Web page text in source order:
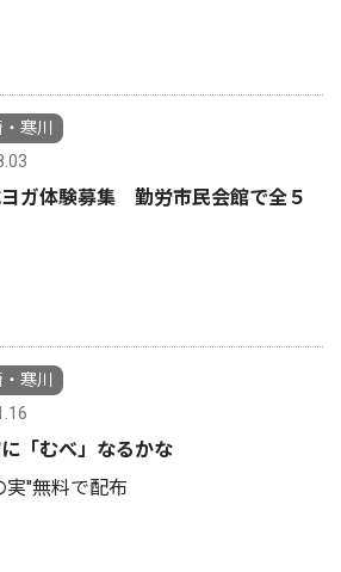
寒川
ガ体験募集 勤労市民会館で全５
寒川
「むべ」なるかな
実"無料で配布